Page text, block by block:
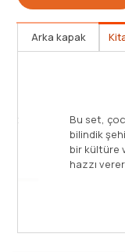
Arka kapak
Bu set,
bilindik
bir kültüre ve
hazzı vererek